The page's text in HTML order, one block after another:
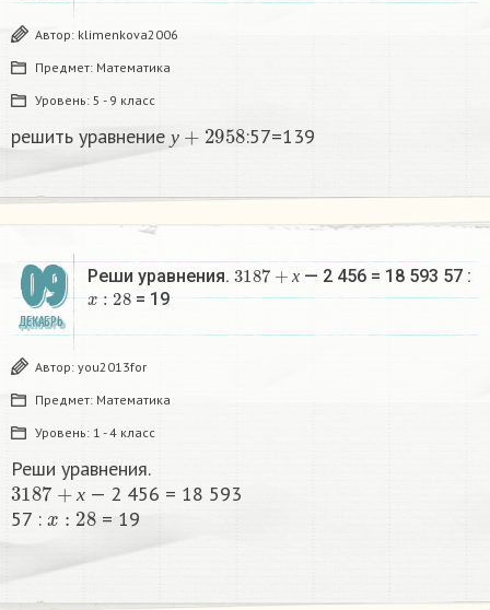
Автор: klimenkova2006
Предмет: Математика
Уровень: 5 - 9 класс
решить уравнение у
2958 :57=139
09
ДЕКАБРЬ
Реши уравнения. х
3187+х — 2 456 = 18 593 57 :
28 = 19 ​
Автор: you2013for
Предмет: Математика
Уровень: 1 - 4 класс
Реши уравнения.
х
3187 +х
— 2 456 = 18 593
57 : x 28 = 19